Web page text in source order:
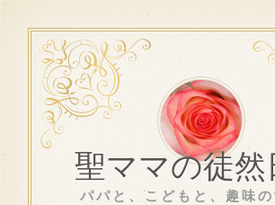
聖ママの徒然
パパと、こどもと、趣味の